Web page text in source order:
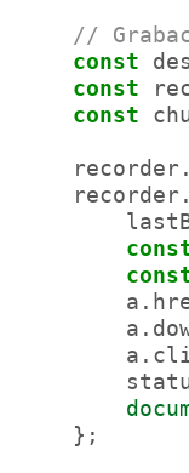
//
const
const
const
};